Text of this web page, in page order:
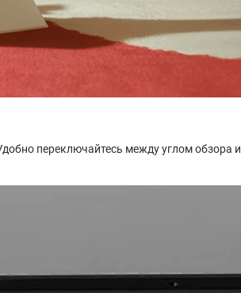
переключайтесь между углом обзора